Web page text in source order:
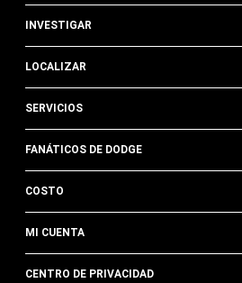
INVESTIGAR
LOCALIZAR
SERVICIOS
FANÁTICOS DE DODGE
COSTO
MI CUENTA
CENTRO DE PRIVACIDAD